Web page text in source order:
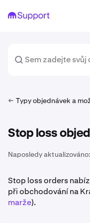
Typy objednávek a
Stop loss
Naposledy aktualizováno:
Stop loss orders
při obchodování na
marže).